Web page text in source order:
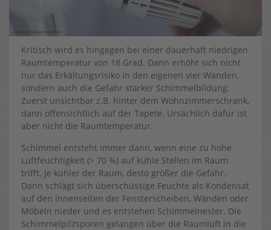
Kritisch wird es hingegen bei einer dauerhaft niedrigen
Raumtemperatur von 18 Grad. Dann erhöht sich nicht
nur das Erkältungsrisiko in den eigenen vier Wänden,
sondern auch die Gefahr starker Schimmelbildung.
Zuerst unsichtbar z.B. hinter dem Wohnzimmerschrank,
dann offensichtlich auf der Tapete. Ursächlich dafür ist
aber nicht die Raumtemperatur.
Schimmel entsteht immer dann, wenn eine zu hohe
Luftfeuchtigkeit (> 70 %) auf kühle Stellen im Raum
trifft. Je kühler der Raum, desto größer die Gefahr.
Dann schlägt sich überschüssige Feuchte als Kondensat
auf den Innenseiten der Fensterscheiben, Wänden oder
Möbeln nieder und es entstehen Schimmelnester. Die
Schimmelpilzsporen gelangen über die Raumluft in die